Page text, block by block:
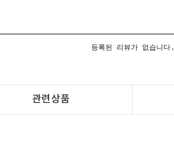
등록된 리뷰가 없습니다.
관련상품